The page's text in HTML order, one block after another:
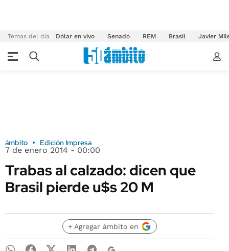
Temas del día Dólar en vivo Senado REM Brasil Javier
ámbito Edición Impresa
7 de enero 2014 - 00:00
Trabas al calzado: dicen que
Brasil pierde u$s 20 M
+ Agregar ámbito en